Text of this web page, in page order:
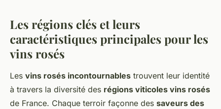
Les régions clés et leurs
caractéristiques principales pour les
vins rosés
Les vins rosés incontournables trouvent leur identité
à travers la diversité des régions viticoles vins rosés
de France. Chaque terroir façonne des saveurs des